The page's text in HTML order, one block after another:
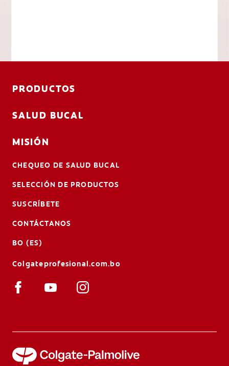
PRODUCTOS
SALUD BUCAL
MISIÓN
CHEQUEO DE SALUD BUCAL
SELECCIÓN DE PRODUCTOS
SUSCRÍBETE
CONTÁCTANOS
BO (ES)
Colgateprofesional.com.bo